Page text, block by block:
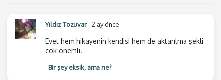
Yıldız Tozuvar- 2 ay önce
Evet hem hikayenin kendisi hem de aktarılma şekli
çok önemli.
Bir şey eksik, ama ne?